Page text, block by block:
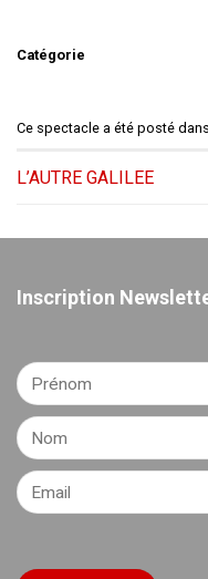
Catégorie
Ce spectacle a été posté
L’AUTRE GALILEE
Inscription